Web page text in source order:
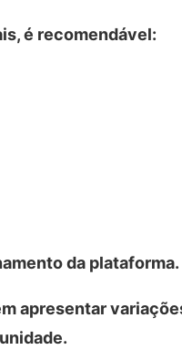
é recomendável:
da plataforma.
apresentar